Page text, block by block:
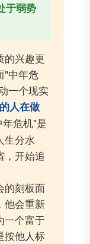
于弱势
的兴趣更
"中年危
一个现实
人在做
年危机"是
生分水
，开始追
的刻板面
他会重新
一个富于
按他人标